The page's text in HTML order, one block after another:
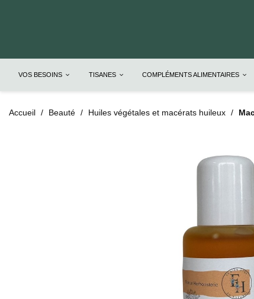
VOS BESOINS TISANES COMPLÉMENTS ALIMENTAIRES
Accueil Beauté Huiles végétales et macérats huileux